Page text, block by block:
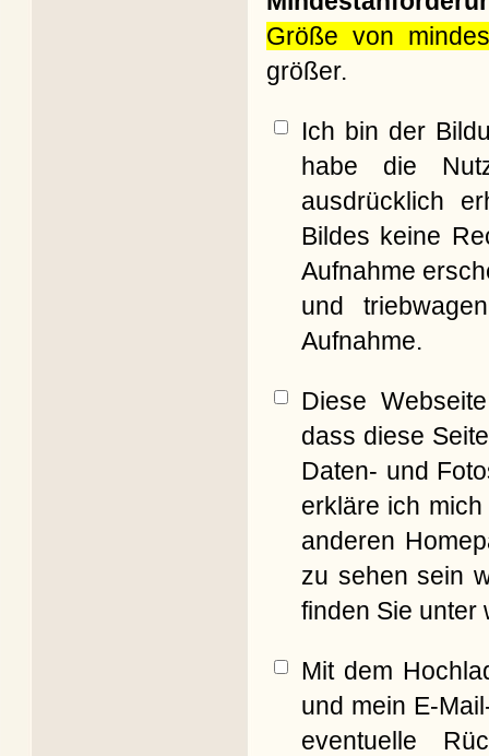
Größe von
größer.
Ich bin der
habe die
ausdrücklich
Bildes keine
Aufnahme
und
Aufnahme.
Diese
dass diese
Daten- und
erkläre ich
anderen
zu sehen sein
finden Sie unter
Mit dem
und mein E-
eventuelle